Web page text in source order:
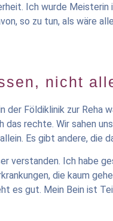
Ich wurde
so zu tun, als wäre
nicht
der Földiklinik zur
rechte. Wir sahen
Es gibt andere, die
verstanden. Ich habe
die kaum
es gut. Mein Bein ist